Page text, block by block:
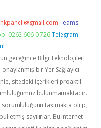
Teams:
0262 606 0 726 Telegram:
gereğince Bilgi Teknolojileri
bir Yer Sağlayıcı
sitedeki içerikleri proaktif
bulunmamaktadır.
taşımakta olup,
etmiş sayılırlar. Bu internet